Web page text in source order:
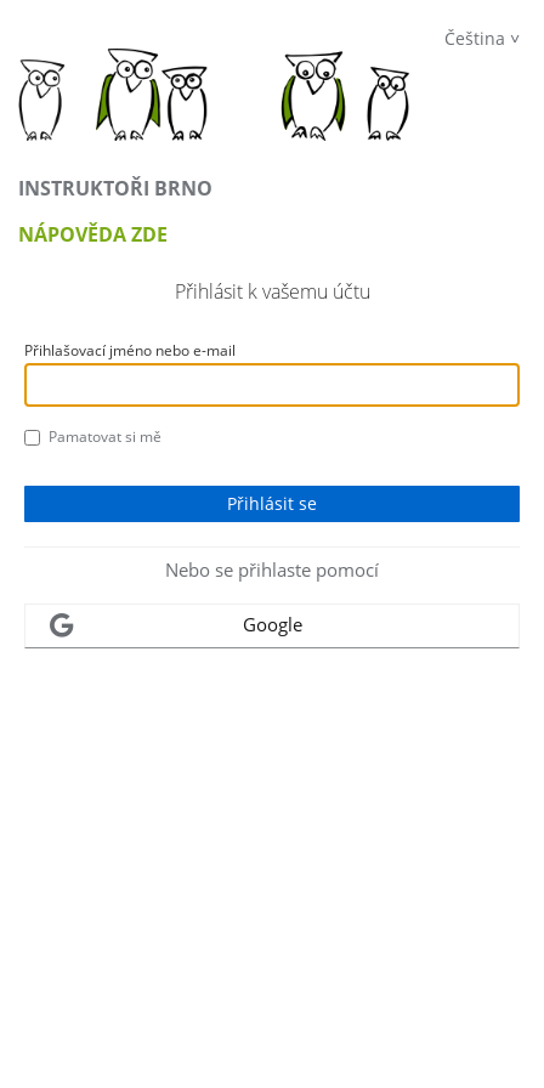
INSTRUKTOŘI BRNO
NÁPOVĚDA ZDE
Čeština
Přihlásit k vašemu účtu
Přihlašovací jméno nebo e-mail
Pamatovat si mě
Nebo se přihlaste pomocí
Google